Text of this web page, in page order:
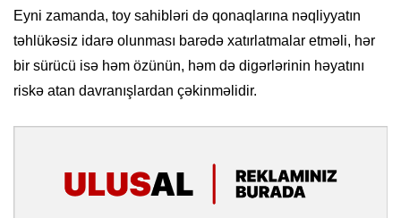
Eyni zamanda, toy sahibləri də qonaqlarına nəqliyyatın
təhlükəsiz idarə olunması barədə xatırlatmalar etməli, hər
bir sürücü isə həm özünün, həm də digərlərinin həyatını
riskə atan davranışlardan çəkinməlidir.